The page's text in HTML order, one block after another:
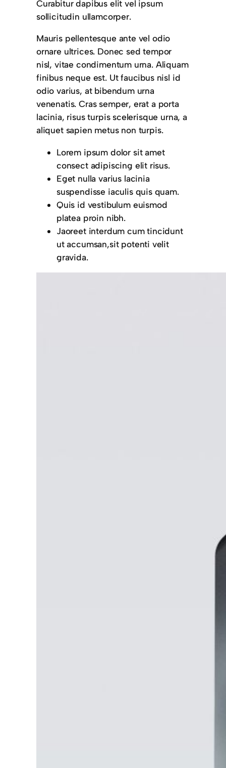
Curabitur dapibus elit vel ipsum
sollicitudin ullamcorper.
Mauris pellentesque ante vel odio
ornare ultrices. Donec sed tempor
nisl, vitae condimentum urna. Aliquam
finibus neque est. Ut faucibus nisl id
odio varius, at bibendum urna
venenatis. Cras semper, erat a porta
lacinia, risus turpis scelerisque urna, a
aliquet sapien metus non turpis.
Lorem ipsum dolor sit amet
consect adipiscing elit risus.
Eget nulla varius lacinia
suspendisse iaculis quis quam.
Quis id vestibulum euismod
platea proin nibh.
Jaoreet interdum cum tincidunt
ut accumsan,sit potenti velit
gravida.